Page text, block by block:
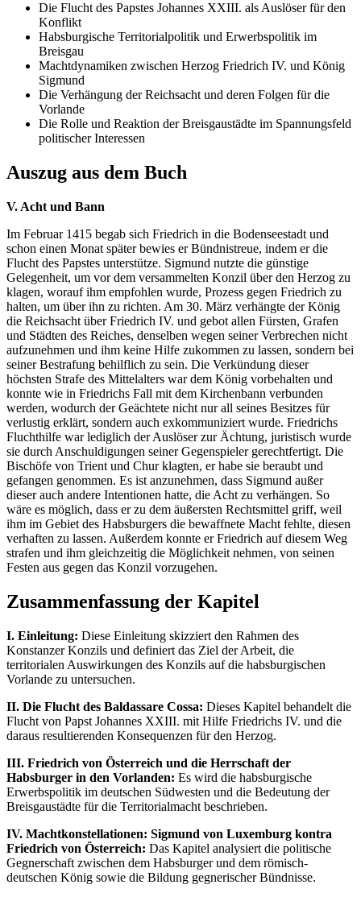
Die Flucht des Papstes Johannes XXIII. als Auslöser für den
Konflikt
Habsburgische Territorialpolitik und Erwerbspolitik im
Breisgau
Machtdynamiken zwischen Herzog Friedrich IV. und König
Sigmund
Die Verhängung der Reichsacht und deren Folgen für die
Vorlande
Die Rolle und Reaktion der Breisgaustädte im Spannungsfeld
politischer Interessen
Auszug aus dem Buch
V. Acht und Bann
Im Februar 1415 begab sich Friedrich in die Bodenseestadt und
schon einen Monat später bewies er Bündnistreue, indem er die
Flucht des Papstes unterstütze. Sigmund nutzte die günstige
Gelegenheit, um vor dem versammelten Konzil über den Herzog zu
klagen, worauf ihm empfohlen wurde, Prozess gegen Friedrich zu
halten, um über ihn zu richten. Am 30. März verhängte der König
die Reichsacht über Friedrich IV. und gebot allen Fürsten, Grafen
und Städten des Reiches, denselben wegen seiner Verbrechen nicht
aufzunehmen und ihm keine Hilfe zukommen zu lassen, sondern bei
seiner Bestrafung behilflich zu sein. Die Verkündung dieser
höchsten Strafe des Mittelalters war dem König vorbehalten und
konnte wie in Friedrichs Fall mit dem Kirchenbann verbunden
werden, wodurch der Geächtete nicht nur all seines Besitzes für
verlustig erklärt, sondern auch exkommuniziert wurde. Friedrichs
Fluchthilfe war lediglich der Auslöser zur Ächtung, juristisch wurde
sie durch Anschuldigungen seiner Gegenspieler gerechtfertigt. Die
Bischöfe von Trient und Chur klagten, er habe sie beraubt und
gefangen genommen. Es ist anzunehmen, dass Sigmund außer
dieser auch andere Intentionen hatte, die Acht zu verhängen. So
wäre es möglich, dass er zu dem äußersten Rechtsmittel griff, weil
ihm im Gebiet des Habsburgers die bewaffnete Macht fehlte, diesen
verhaften zu lassen. Außerdem konnte er Friedrich auf diesem Weg
strafen und ihm gleichzeitig die Möglichkeit nehmen, von seinen
Festen aus gegen das Konzil vorzugehen.
Zusammenfassung der Kapitel
I. Einleitung: Diese Einleitung skizziert den Rahmen des
Konstanzer Konzils und definiert das Ziel der Arbeit, die
territorialen Auswirkungen des Konzils auf die habsburgischen
Vorlande zu untersuchen.
II. Die Flucht des Baldassare Cossa: Dieses Kapitel behandelt die
Flucht von Papst Johannes XXIII. mit Hilfe Friedrichs IV. und die
daraus resultierenden Konsequenzen für den Herzog.
III. Friedrich von Österreich und die Herrschaft der
Habsburger in den Vorlanden: Es wird die habsburgische
Erwerbspolitik im deutschen Südwesten und die Bedeutung der
Breisgaustädte für die Territorialmacht beschrieben.
IV. Machtkonstellationen: Sigmund von Luxemburg kontra
Friedrich von Österreich: Das Kapitel analysiert die politische
Gegnerschaft zwischen dem Habsburger und dem römisch-
deutschen König sowie die Bildung gegnerischer Bündnisse.